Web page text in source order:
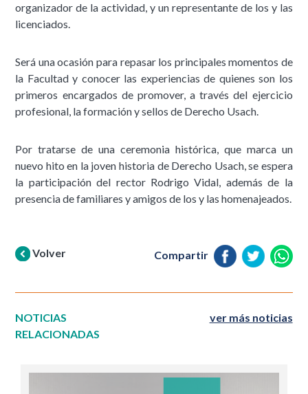
organizador de la actividad, y un representante de los y las
licenciados.
Será una ocasión para repasar los principales momentos de
la Facultad y conocer las experiencias de quienes son los
primeros encargados de promover, a través del ejercicio
profesional, la formación y sellos de Derecho Usach.
Por tratarse de una ceremonia histórica, que marca un
nuevo hito en la joven historia de Derecho Usach, se espera
la participación del rector Rodrigo Vidal, además de la
presencia de familiares y amigos de los y las homenajeados.
Volver Compartir
NOTICIAS
RELACIONADAS
ver más noticias